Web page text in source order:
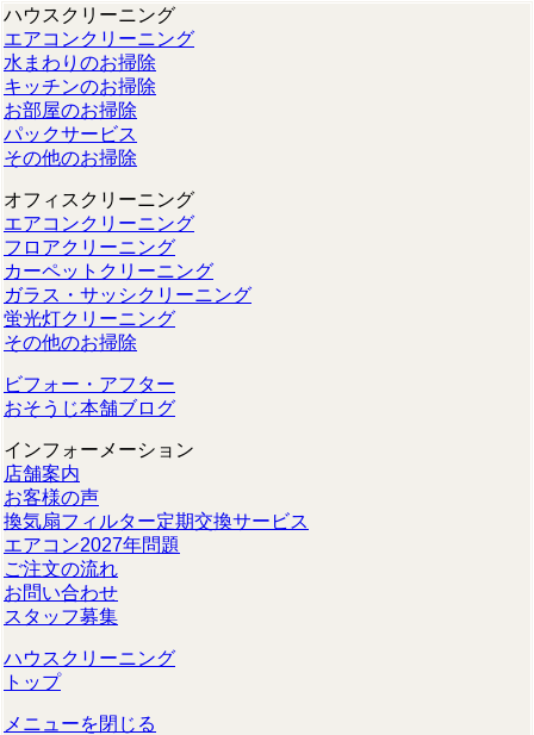
ハウスクリーニング
エアコンクリーニング
水まわりのお掃除
キッチンのお掃除
お部屋のお掃除
パックサービス
その他のお掃除
オフィスクリーニング
エアコンクリーニング
フロアクリーニング
カーペットクリーニング
ガラス・サッシクリーニング
蛍光灯クリーニング
その他のお掃除
ビフォー・アフター
おそうじ本舗ブログ
インフォーメーション
店舗案内
お客様の声
換気扇フィルター定期交換サービス
エアコン2027年問題
ご注文の流れ
お問い合わせ
スタッフ募集
ハウスクリーニング
トップ
メニューを閉じる